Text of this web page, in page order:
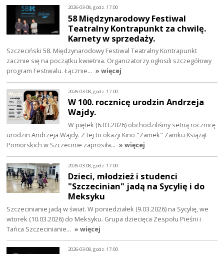
2026-03-08, godz. 17:00
58 Międzynarodowy Festiwal
Teatralny Kontrapunkt za chwilę.
Karnety w sprzedaży.
Szczeciński 58. Międzynarodowy Festiwal Teatralny Kontrapunkt
zacznie się na początku kwietnia. Organizatorzy ogłosili szczegółowy
program Festiwalu. Łącznie… » więcej
2026-03-08, godz. 17:00
W 100. rocznicę urodzin Andrzeja
Wajdy.
W piętek (6.03.2026) obchodziliśmy setną rocznicę
urodzin Andrzeja Wajdy. Z tej to okazji Kino "Zamek" Zamku Książąt
Pomorskich w Szczecinie zaprosiła… » więcej
2026-03-08, godz. 17:00
Dzieci, młodzież i studenci
"Szczecinian" jadą na Sycylię i do
Meksyku
Szczecinianie jadą w świat. W poniedziałek (9.03.2026) na Sycylię, we
wtorek (10.03.2026) do Meksyku. Grupa dziecięca Zespołu Pieśni i
Tańca Szczecinianie… » więcej
2026-03-08, godz. 17:00